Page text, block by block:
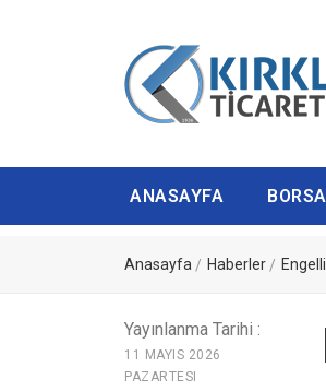
ANASAYFA
Anasayfa Haberler
Yayınlanma Tarihi :
11 MAYIS 2026
PAZARTESI